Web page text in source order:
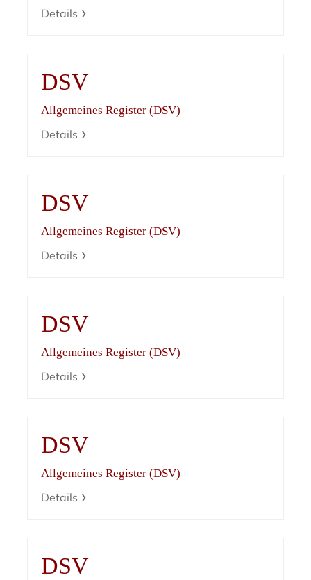
Details
DSV
Allgemeines Register (DSV)
Details
DSV
Allgemeines Register (DSV)
Details
DSV
Allgemeines Register (DSV)
Details
DSV
Allgemeines Register (DSV)
Details
DSV